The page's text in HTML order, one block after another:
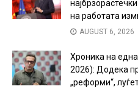
на работата
AUGUST 6, 2026
Хроника на
2026): Додека
„реформи“,